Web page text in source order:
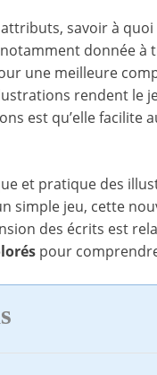
savoir à
donnée à
une meilleure
rendent le
est qu’elle
et pratique des
simple jeu, cette
des écrits est
pour